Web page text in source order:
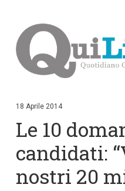
i
i
n
e
n
18 Aprile 2014
Le 10
candidati:
nostri 20